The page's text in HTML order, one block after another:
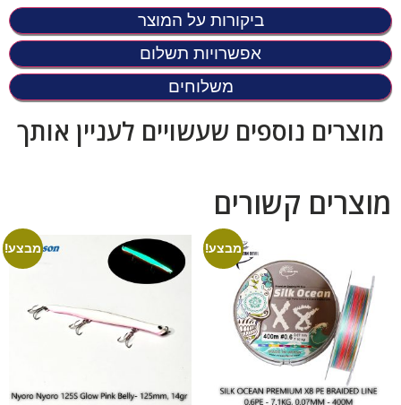
ביקורות על המוצר
אפשרויות תשלום
משלוחים
מוצרים נוספים שעשויים לעניין אותך
מוצרים קשורים
מבצע! מבצע!